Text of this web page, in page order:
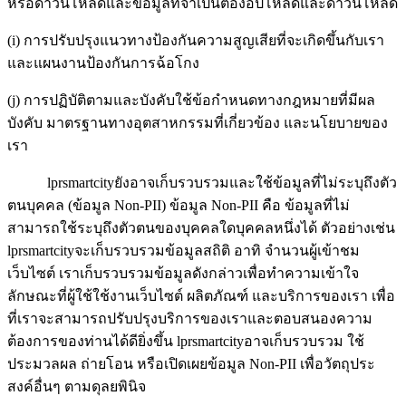
หรือดาวน์โหลดและข้อมูลที่จำเป็นต้องอัปโหลดและดาวน์โหลด
(i) การปรับปรุงแนวทางป้องกันความสูญเสียที่จะเกิดขึ้นกับเรา
และแผนงานป้องกันการฉ้อโกง
(j) การปฏิบัติตามและบังคับใช้ข้อกำหนดทางกฎหมายที่มีผล
บังคับ มาตรฐานทางอุตสาหกรรมที่เกี่ยวข้อง และนโยบายของ
เรา
lprsmartcityยังอาจเก็บรวบรวมและใช้ข้อมูลที่ไม่ระบุถึงตัว
ตนบุคคล (ข้อมูล Non-PII) ข้อมูล Non-PII คือ ข้อมูลที่ไม่
สามารถใช้ระบุถึงตัวตนของบุคคลใดบุคคลหนึ่งได้ ตัวอย่างเช่น
lprsmartcityจะเก็บรวบรวมข้อมูลสถิติ อาทิ จำนวนผู้เข้าชม
เว็บไซต์ เราเก็บรวบรวมข้อมูลดังกล่าวเพื่อทำความเข้าใจ
ลักษณะที่ผู้ใช้ใช้งานเว็บไซต์ ผลิตภัณฑ์ และบริการของเรา เพื่อ
ที่เราจะสามารถปรับปรุงบริการของเราและตอบสนองความ
ต้องการของท่านได้ดียิ่งขึ้น lprsmartcityอาจเก็บรวบรวม ใช้
ประมวลผล ถ่ายโอน หรือเปิดเผยข้อมูล Non-PII เพื่อวัตถุประ
สงค์อื่นๆ ตามดุลยพินิจ